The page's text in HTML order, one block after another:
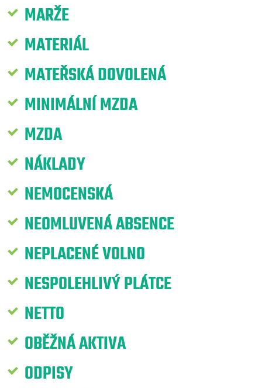
MARŽE
MATERIÁL
MATEŘSKÁ DOVOLENÁ
MINIMÁLNÍ MZDA
MZDA
NÁKLADY
NEMOCENSKÁ
NEOMLUVENÁ ABSENCE
NEPLACENÉ VOLNO
NESPOLEHLIVÝ PLÁTCE
NETTO
OBĚŽNÁ AKTIVA
ODPISY